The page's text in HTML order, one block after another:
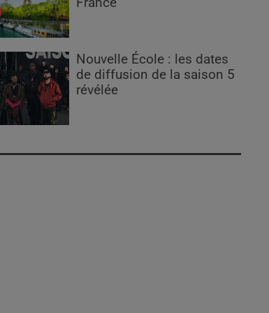
Nouvelle École : les dates
de diffusion de la saison 5
révélée